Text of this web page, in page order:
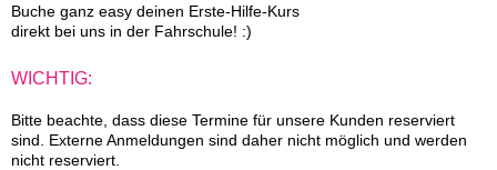
Buche ganz easy deinen Erste-Hilfe-Kurs
direkt bei uns in der Fahrschule! :)
WICHTIG:
Bitte beachte, dass diese Termine für unsere Kunden reserviert
sind. Externe Anmeldungen sind daher nicht möglich und werden
nicht reserviert.